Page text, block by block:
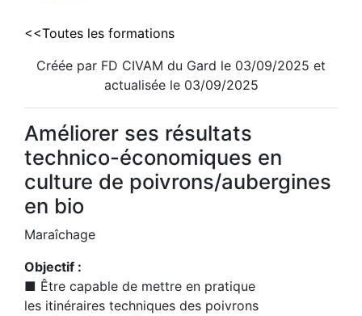
<<Toutes les formations
Créée par FD CIVAM du Gard le 03/09/2025 et
actualisée le 03/09/2025
Améliorer ses résultats
technico-économiques en
culture de poivrons/aubergines
en bio
Maraîchage
Objectif :
■ Être capable de mettre en pratique
les itinéraires techniques des poivrons